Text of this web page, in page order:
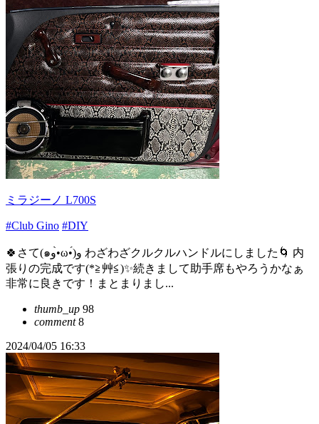
ミラジーノ L700S
#Club Gino #DIY
🍀さて(๑و•̀ω•́)و わざわざクルクルハンドルにしました🌀 内
張りの完成です(*≧艸≦)✨続きまして助手席もやろうかなぁ
非常に良きです！まとまりまし...
thumb_up 98
comment8
2024/04/05 16:33